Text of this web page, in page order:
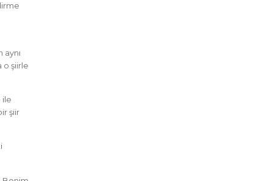
o şiirle
ile
şiir